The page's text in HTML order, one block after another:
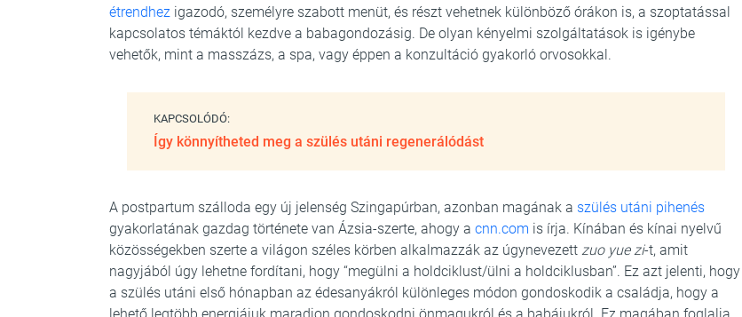
étrendhez igazodó, személyre szabott menüt, és részt vehetnek különböző órákon is, a szoptatással
kapcsolatos témáktól kezdve a babagondozásig. De olyan kényelmi szolgáltatások is igénybe
vehetők, mint a masszázs, a spa, vagy éppen a konzultáció gyakorló orvosokkal.
KAPCSOLÓDÓ:
Így könnyítheted meg a szülés utáni regenerálódást
A postpartum szálloda egy új jelenség Szingapúrban, azonban magának a szülés utáni pihenés
gyakorlatának gazdag története van Ázsia-szerte, ahogy a cnn.com is írja. Kínában és kínai nyelvű
közösségekben szerte a világon széles körben alkalmazzák az úgynevezett zuo yue zi-t, amit
nagyjából úgy lehetne fordítani, hogy “megülni a holdciklust/ülni a holdciklusban”. Ez azt jelenti, hogy
a szülés utáni első hónapban az édesanyákról különleges módon gondoskodik a családja, hogy a